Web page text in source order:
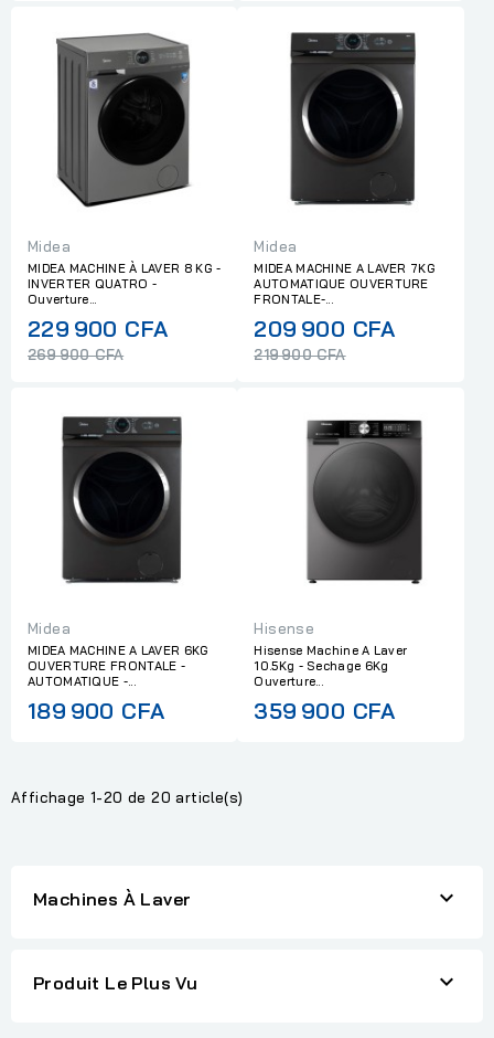
Midea
MIDEA MACHINE À LAVER 8 KG -
INVERTER QUATRO -
Ouverture...
229 900 CFARegular
269 900 CFA
Midea
MIDEA MACHINE A LAVER 7KG
AUTOMATIQUE OUVERTURE
FRONTALE-...
209 900 CFARegular
219 900 CFA
Midea
MIDEA MACHINE A LAVER 6KG
OUVERTURE FRONTALE -
AUTOMATIQUE -...
189 900 CFA
Hisense
Hisense Machine A Laver
10.5Kg - Sechage 6Kg
Ouverture...
359 900 CFA
Affichage 1-20 de 20 article(s)
Machines À Laver 
Produit Le Plus Vu 